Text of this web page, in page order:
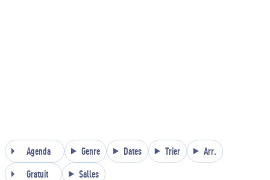
Agenda Genre Dates Trier Arr.
Gratuit Salles